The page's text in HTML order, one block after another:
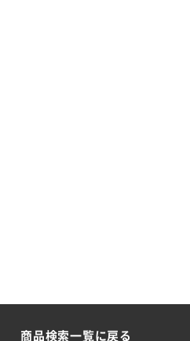
商品検索一覧に戻る